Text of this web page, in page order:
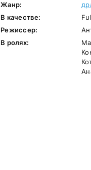
Жанр:
В качестве:
Режиссер:
В ролях: